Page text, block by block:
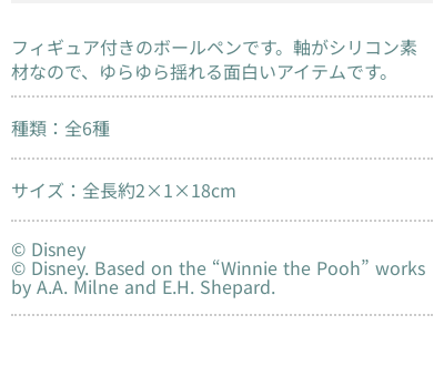
フィギュア付きのボールペンです。軸がシリコン素
材なので、ゆらゆら揺れる面白いアイテムです。
種類：全6種
サイズ：全長約2×1×18cm
© Disney
© Disney. Based on the “Winnie the Pooh” works
by A.A. Milne and E.H. Shepard.